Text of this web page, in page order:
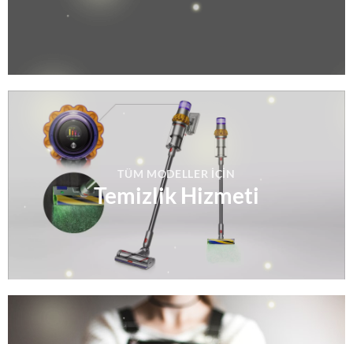
TÜM MODELLER IÇIN
Temizlik Hizmeti